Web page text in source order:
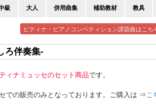
級 大人 併用曲集 補助教材 教具
ピティナ・ピアノコンペティション課題曲はこち
ろ伴奏集-
ィナミュッセのセット商品です。
での販売のみとなっております。ご購入は ⇒こ